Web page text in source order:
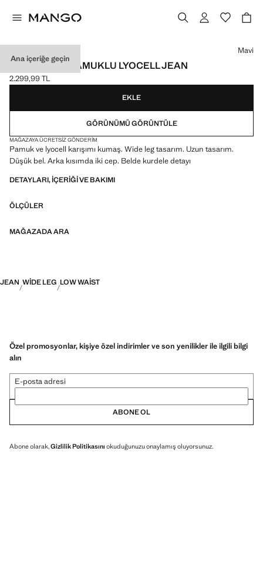
Ana içeriğe geçin
BEL DETAYLI PAMUKLU LYOCELL JEAN
Güncel fiyat [2.299,99 TL ]
2.299,99 TL
Bir renk seçin
Mavi
EKLE
GÖRÜNÜMÜ GÖRÜNTÜLE
MAĞAZAYA ÜCRETSIZ GÖNDERIM
Pamuk ve lyocell karışımı kumaş. Wide leg tasarım. Uzun tasarım.
Düşük bel. Arka kısımda iki cep. Belde kurdele detayı
DETAYLARI, IÇERIĞI VE BAKIMI
ÖLÇÜLER
MAĞAZADA ARA
JEAN WIDE LEG LOW WAIST
Özel promosyonlar, kişiye özel indirimler ve son yenilikler ile ilgili bilgi
alın
E-posta adresi
ABONE OL
Abone olarak,Gizlilik Politikasını okuduğunuzu onaylamış oluyorsunuz.